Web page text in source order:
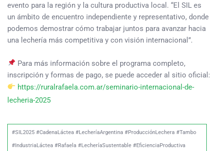
evento para la región y la cultura productiva local. “El SIL es
un ámbito de encuentro independiente y representativo, donde
podemos demostrar cómo trabajar juntos para avanzar hacia
una lechería más competitiva y con visión internacional”.
Para más información sobre el programa completo,
inscripción y formas de pago, se puede acceder al sitio oficial:
https://ruralrafaela.com.ar/seminario-internacional-de-
lecheria-2025
#SIL2025 #CadenaLáctea #LecheríaArgentina #ProducciónLechera #Tambo
#IndustriaLáctea #Rafaela #LecheríaSustentable #EficienciaProductiva